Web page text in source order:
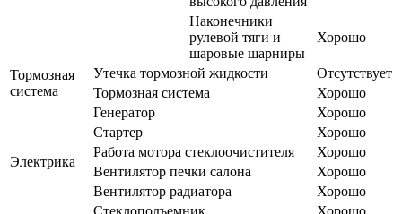
Наконечники
рулевой тяги и
шаровые шарниры
Хорошо
Тормозная
система
Утечка тормозной жидкости
Отсутствует
Тормозная система
Хорошо
Электрика
Генератор
Хорошо
Стартер
Хорошо
Работа мотора стеклоочистителя
Хорошо
Вентилятор печки салона
Хорошо
Вентилятор радиатора
Хорошо